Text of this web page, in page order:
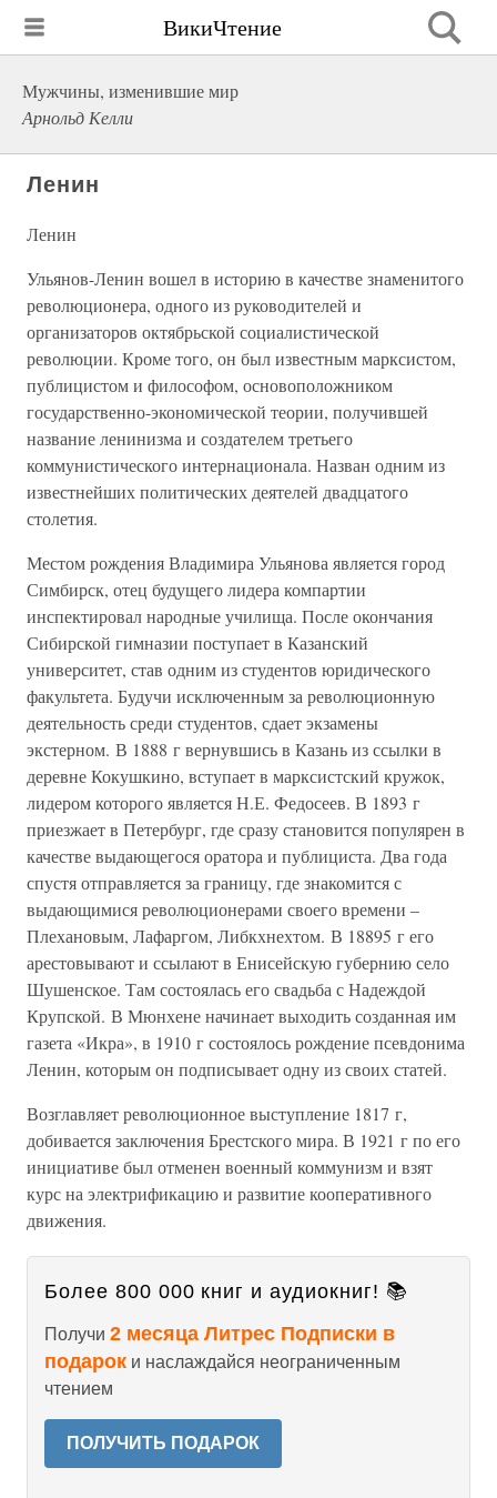
ВикиЧтение
Мужчины, изменившие мир
Арнольд Келли
Ленин
Ленин
Ульянов-Ленин вошел в историю в качестве знаменитого
революционера, одного из руководителей и
организаторов октябрьской социалистической
революции. Кроме того, он был известным марксистом,
публицистом и философом, основоположником
государственно-экономической теории, получившей
название ленинизма и создателем третьего
коммунистического интернационала. Назван одним из
известнейших политических деятелей двадцатого
столетия.
Местом рождения Владимира Ульянова является город
Симбирск, отец будущего лидера компартии
инспектировал народные училища. После окончания
Сибирской гимназии поступает в Казанский
университет, став одним из студентов юридического
факультета. Будучи исключенным за революционную
деятельность среди студентов, сдает экзамены
экстерном. В 1888 г вернувшись в Казань из ссылки в
деревне Кокушкино, вступает в марксистский кружок,
лидером которого является Н.Е. Федосеев. В 1893 г
приезжает в Петербург, где сразу становится популярен в
качестве выдающегося оратора и публициста. Два года
спустя отправляется за границу, где знакомится с
выдающимися революционерами своего времени –
Плехановым, Лафаргом, Либкхнехтом. В 18895 г его
арестовывают и ссылают в Енисейскую губернию село
Шушенское. Там состоялась его свадьба с Надеждой
Крупской. В Мюнхене начинает выходить созданная им
газета «Икра», в 1910 г состоялось рождение псевдонима
Ленин, которым он подписывает одну из своих статей.
Возглавляет революционное выступление 1817 г,
добивается заключения Брестского мира. В 1921 г по его
инициативе был отменен военный коммунизм и взят
курс на электрификацию и развитие кооперативного
движения.
Более 800 000 книг и аудиокниг! 📚
Получи 2 месяца Литрес Подписки в
подарок и наслаждайся неограниченным
чтением
ПОЛУЧИТЬ ПОДАРОК